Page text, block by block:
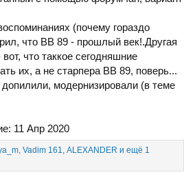
(почему гораздо
что ВВ 89 - прошлый век!.Другая
что таккое сегодняшние
их, а не старпера ВВ 89, поверь...
модернизировали (в теме
11 Апр 2020
, Vadim 161, ALEXANDER и ещё 1